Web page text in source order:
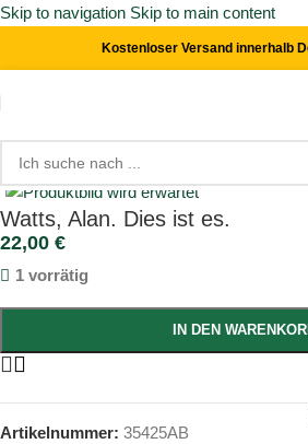
Skip to navigation Skip to main content
Kostenloser Versand innerhalb
Start/ VariaClick to enlarge
Watts, Alan. Dies ist es.
22,00 €
1 vorrätig
IN DEN
Artikelnummer: 35425AB